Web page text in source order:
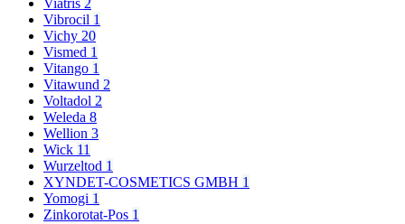
Viatris 2
Vibrocil 1
Vichy 20
Vismed 1
Vitango 1
Vitawund 2
Voltadol 2
Weleda 8
Wellion 3
Wick 11
Wurzeltod 1
XYNDET-COSMETICS GMBH 1
Yomogi 1
Zinkorotat-Pos 1